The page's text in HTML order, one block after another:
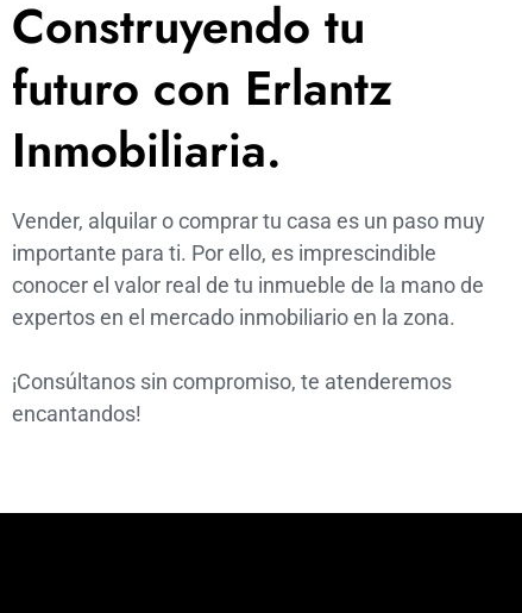
Construyendo tu
futuro con Erlantz
Inmobiliaria.
Vender, alquilar o comprar tu casa es un paso muy
importante para ti. Por ello, es imprescindible
conocer el valor real de tu inmueble de la mano de
expertos en el mercado inmobiliario en la zona.
¡Consúltanos sin compromiso, te atenderemos
encantandos!